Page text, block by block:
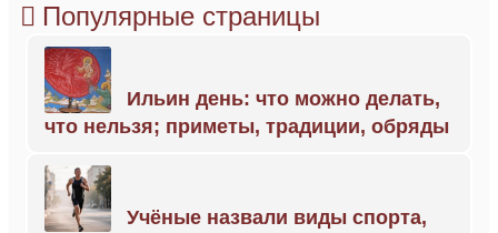
Популярные страницы
Ильин день: что можно делать,
что нельзя; приметы, традиции, обряды
Учёные назвали виды спорта,